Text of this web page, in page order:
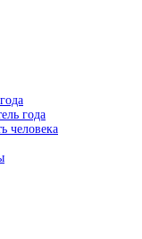
года
человека